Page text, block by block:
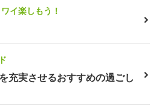
イ楽しもう！
充実させるおすすめの過ごし